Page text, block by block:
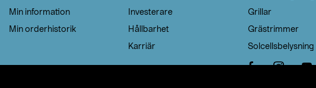
Min information
Min orderhistorik
Investerare
Hållbarhet
Karriär
Grillar
Grästrimmer
Solcellsbelysning